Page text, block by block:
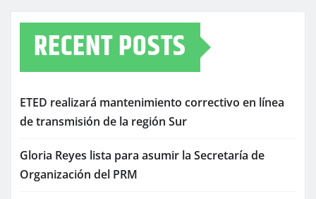
RECENT POSTS
ETED realizará mantenimiento correctivo en línea
de transmisión de la región Sur
Gloria Reyes lista para asumir la Secretaría de
Organización del PRM